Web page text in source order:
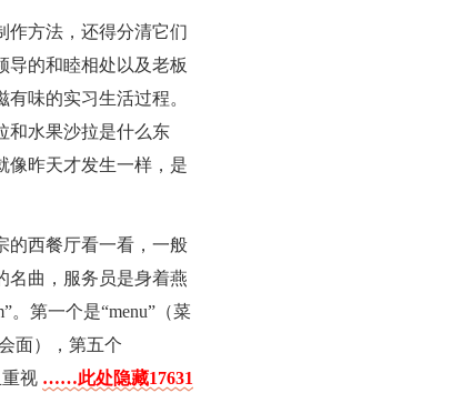
作方法，还得分清它们
导的和睦相处以及老板
味的实习生活过程。
和水果沙拉是什么东
像昨天才发生一样，是
的西餐厅看一看，一般
名曲，服务员是身着燕
第一个是“menu”（菜
面），第五个
视 ……此处隐藏17631